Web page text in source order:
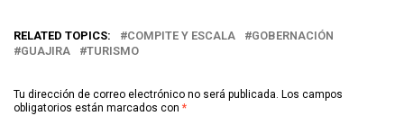
RELATED TOPICS: COMPITE Y ESCALA
GOBERNACIÓN
GUAJIRA
TURISMO
Tu dirección de correo electrónico no será publicada. Los campos
obligatorios están marcados con *